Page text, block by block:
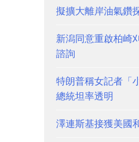
擬擴大離岸油氣鑽
新潟同意重啟柏崎
諮詢
特朗普稱女記者「
總統坦率透明
澤連斯基接獲美國